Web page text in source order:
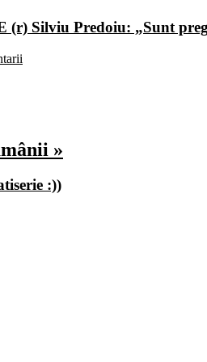
(r) Silviu Predoiu: „Sunt
»
:))